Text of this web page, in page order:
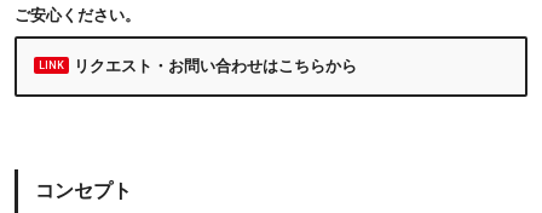
ご安心ください。
リクエスト・お問い合わせはこちらから
コンセプト